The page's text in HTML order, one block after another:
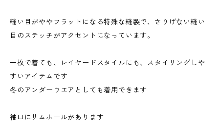
縫い目がややフラットになる特殊な縫製で、さりげない縫い
目のステッチがアクセントになっています。
一枚で着ても、レイヤードスタイルにも、スタイリングしや
すいアイテムです
冬のアンダーウエアとしても着用できます
袖口にサムホールがあります